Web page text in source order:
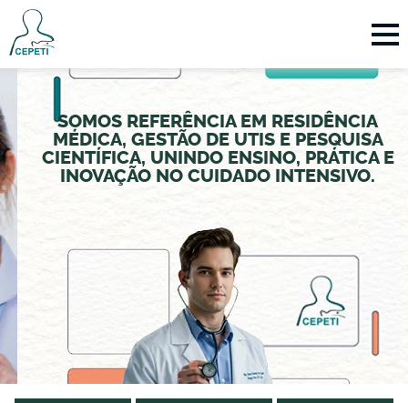
SOMOS REFERÊNCIA EM RESIDÊNCIA
MÉDICA, GESTÃO DE UTIS E PESQUISA
CIENTÍFICA, UNINDO ENSINO, PRÁTICA E
INOVAÇÃO NO CUIDADO INTENSIVO.